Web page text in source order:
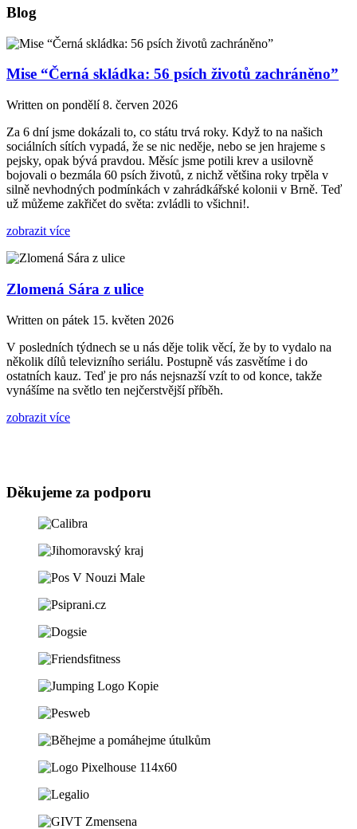
Blog
Mise “Černá skládka: 56 psích životů zachráněno”
Written on pondělí 8. červen 2026
Za 6 dní jsme dokázali to, co státu trvá roky. Když to na našich
sociálních sítích vypadá, že se nic neděje, nebo se jen hrajeme s
pejsky, opak bývá pravdou. Měsíc jsme potili krev a usilovně
bojovali o bezmála 60 psích životů, z nichž většina roky trpěla v
silně nevhodných podmínkách v zahrádkářské kolonii v Brně. Teď
už můžeme zakřičet do světa: zvládli to všichni!.
zobrazit více
Zlomená Sára z ulice
Written on pátek 15. květen 2026
V posledních týdnech se u nás děje tolik věcí, že by to vydalo na
několik dílů televizního seriálu. Postupně vás zasvětíme i do
ostatních kauz. Teď je pro nás nejsnazší vzít to od konce, takže
vynášíme na světlo ten nejčerstvější příběh.
zobrazit více
Děkujeme za podporu